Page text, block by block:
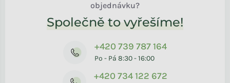
objednávku?
Společně to vyřešíme!
+420 739 787 164
Po - Pá 8:30 - 16:00
+420 734 122 672